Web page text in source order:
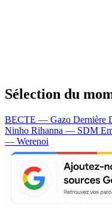
Sélection du
BECTE — Gazo Dernière
Ninho Rihanna — SDM
— Werenoi